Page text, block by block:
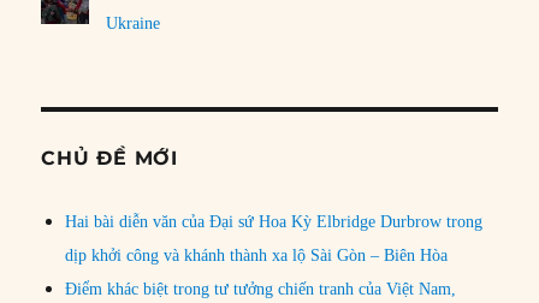
Ukraine
CHỦ ĐỀ MỚI
Hai bài diễn văn của Đại sứ Hoa Kỳ Elbridge Durbrow trong
dịp khởi công và khánh thành xa lộ Sài Gòn – Biên Hòa
Điểm khác biệt trong tư tưởng chiến tranh của Việt Nam,